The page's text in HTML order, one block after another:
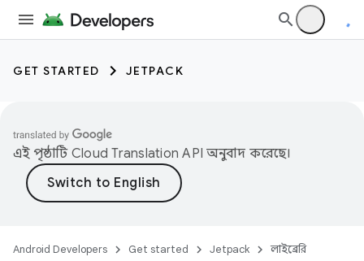
GET STARTED JETPACK
এই পৃষ্ঠাটি Cloud Translation API অনুবাদ করেছে।
Android Developers Get started Jetpack লাইব্রেরি